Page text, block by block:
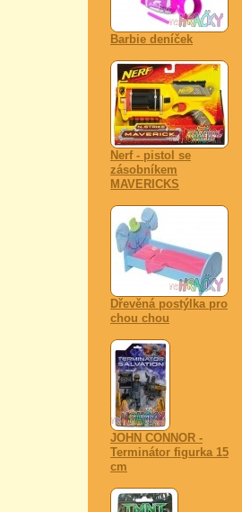
Barbie deníček
Nerf - pistol se
zásobníkem
MAVERICKS
Dřevěná postýlka pro
chou chou
JOHN CONNOR -
Terminátor figurka 15
cm